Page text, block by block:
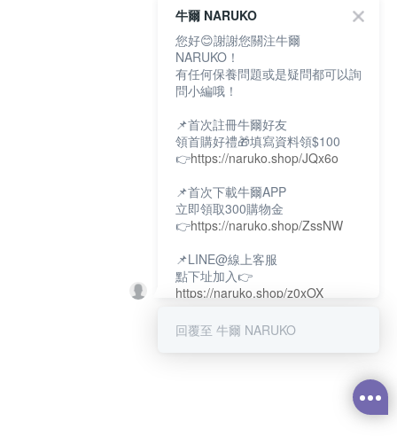
牛爾 NARUKO
您好😊謝謝您關注牛爾
NARUKO！
有任何保養問題或是疑問都可以詢
問小編哦！
📌首次註冊牛爾好友
領首購好禮🎁填寫資料領$100
👉https://naruko.shop/JQx6o
📌首次下載牛爾APP
立即領取300購物金
👉https://naruko.shop/ZssNW
📌LINE@線上客服
點下址加入👉
https://naruko.shop/z0xOX
📌電話客服：02-26581707
回覆至 牛爾 NARUKO